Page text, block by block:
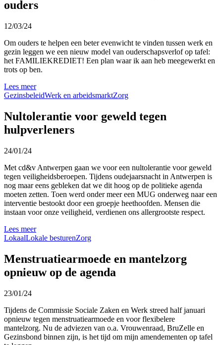
ouders
12/03/24
Om ouders te helpen een beter evenwicht te vinden tussen werk en
gezin leggen we een nieuw model van ouderschapsverlof op tafel:
het FAMILIEKREDIET! Een plan waar ik aan heb meegewerkt en
trots op ben.
Lees meer
GezinsbeleidWerk en arbeidsmarktZorg
Nultolerantie voor geweld tegen
hulpverleners
24/01/24
Met cd&v Antwerpen gaan we voor een nultolerantie voor geweld
tegen veiligheidsberoepen. Tijdens oudejaarsnacht in Antwerpen is
nog maar eens gebleken dat we dit hoog op de politieke agenda
moeten zetten. Toen werd onder meer een MUG onderweg naar een
interventie bestookt door een groepje heethoofden. Mensen die
instaan voor onze veiligheid, verdienen ons allergrootste respect.
Lees meer
LokaalLokale besturenZorg
Menstruatiearmoede en mantelzorg
opnieuw op de agenda
23/01/24
Tijdens de Commissie Sociale Zaken en Werk streed half januari
opnieuw tegen menstruatiearmoede en voor flexibelere
mantelzorg. Nu de adviezen van o.a. Vrouwenraad, BruZelle en
Gezinsbond binnen zijn, is het tijd om mijn amendementen op tafel